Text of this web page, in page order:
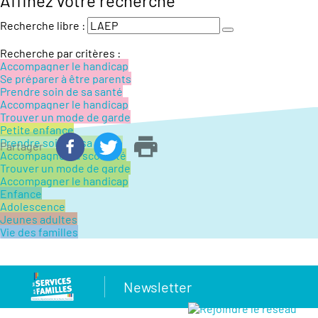
Recherche libre :
Recherche par critères :
Accompagner le handicap
Se préparer à être parents
Prendre soin de sa santé
Accompagner le handicap
Trouver un mode de garde
Petite enfance
Prendre soin de sa santé
Accompagner la scolarité
Trouver un mode de garde
Accompagner le handicap
Enfance
Adolescence
Jeunes adultes
Vie des familles
Partager
Newsletter